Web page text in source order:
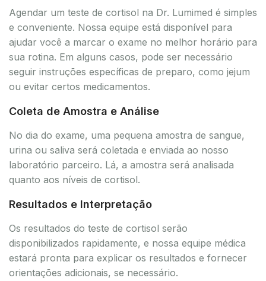
Agendar um teste de cortisol na Dr. Lumimed é simples
e conveniente. Nossa equipe está disponível para
ajudar você a marcar o exame no melhor horário para
sua rotina. Em alguns casos, pode ser necessário
seguir instruções específicas de preparo, como jejum
ou evitar certos medicamentos.
Coleta de Amostra e Análise
No dia do exame, uma pequena amostra de sangue,
urina ou saliva será coletada e enviada ao nosso
laboratório parceiro. Lá, a amostra será analisada
quanto aos níveis de cortisol.
Resultados e Interpretação
Os resultados do teste de cortisol serão
disponibilizados rapidamente, e nossa equipe médica
estará pronta para explicar os resultados e fornecer
orientações adicionais, se necessário.